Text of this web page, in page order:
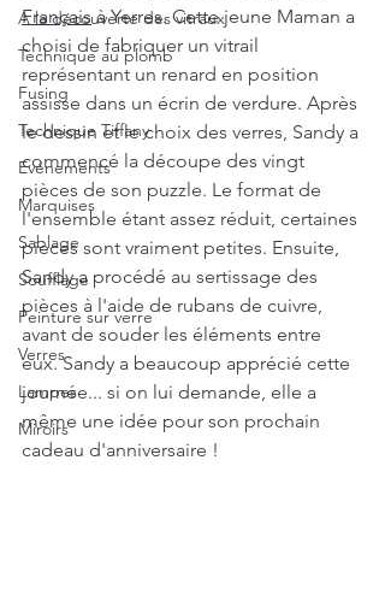
A la découverte des vitraux
Technique au plomb
Fusing
Technique Tiffany
Evénements
Marquises
Sablage
Soufflage
Peinture sur verre
Verres
Lampes
Miroirs
Français à Yerres. Cette jeune Maman a
choisi de fabriquer un vitrail
représentant un renard en position
assisse dans un écrin de verdure. Après
le dessin et le choix des verres, Sandy a
commencé la découpe des vingt
pièces de son puzzle. Le format de
l'ensemble étant assez réduit, certaines
pièces sont vraiment petites. Ensuite,
Sandy a procédé au sertissage des
pièces à l'aide de rubans de cuivre,
avant de souder les éléments entre
eux. Sandy a beaucoup apprécié cette
journée... si on lui demande, elle a
même une idée pour son prochain
cadeau d'anniversaire !